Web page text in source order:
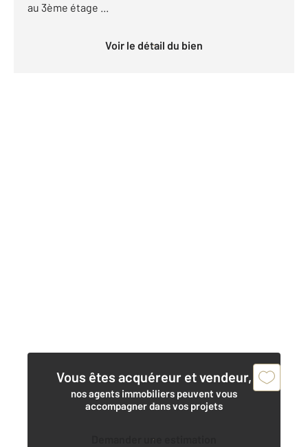
au 3ème étage ...
Voir le détail du bien
Vous êtes acquéreur et vendeur,
nos agents immobiliers peuvent vous
accompagner dans vos projets
Demander une estimation